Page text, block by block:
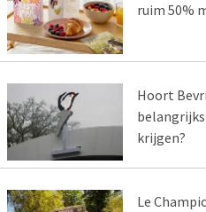
ruim 50%
Hoort
krijgen?
Le